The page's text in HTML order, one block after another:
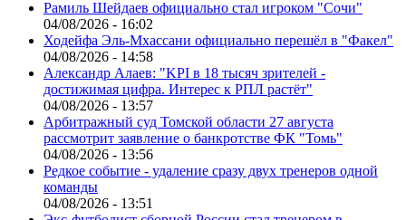
Рамиль Шейдаев официально стал игроком "Сочи"
04/08/2026 - 16:02
Ходейфа Эль-Мхассани официально перешёл в "Факел"
04/08/2026 - 14:58
Александр Алаев: "KPI в 18 тысяч зрителей -
достижимая цифра. Интерес к РПЛ растёт"
04/08/2026 - 13:57
Арбитражный суд Томской области 27 августа
рассмотрит заявление о банкротстве ФК "Томь"
04/08/2026 - 13:56
Редкое событие - удаление сразу двух тренеров одной
команды
04/08/2026 - 13:51